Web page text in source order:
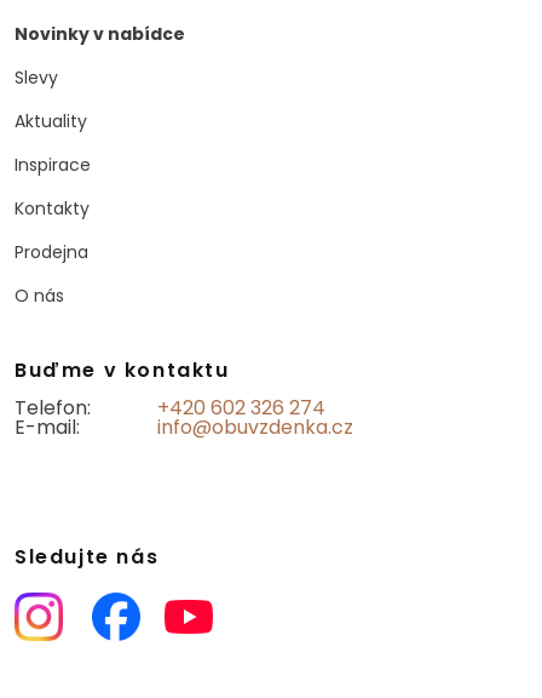
Novinky v nabídce
Slevy
Aktuality
Inspirace
Kontakty
Prodejna
O nás
Buďme v kontaktu
Telefon:
+420 602 326 274
E-mail: info@obuvzdenka.cz
Sledujte nás